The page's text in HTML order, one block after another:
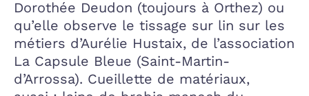
Dorothée Deudon (toujours à Orthez) ou
qu’elle observe le tissage sur lin sur les
métiers d’Aurélie Hustaix, de l’association
La Capsule Bleue (Saint-Martin-
d’Arrossa). Cueillette de matériaux,